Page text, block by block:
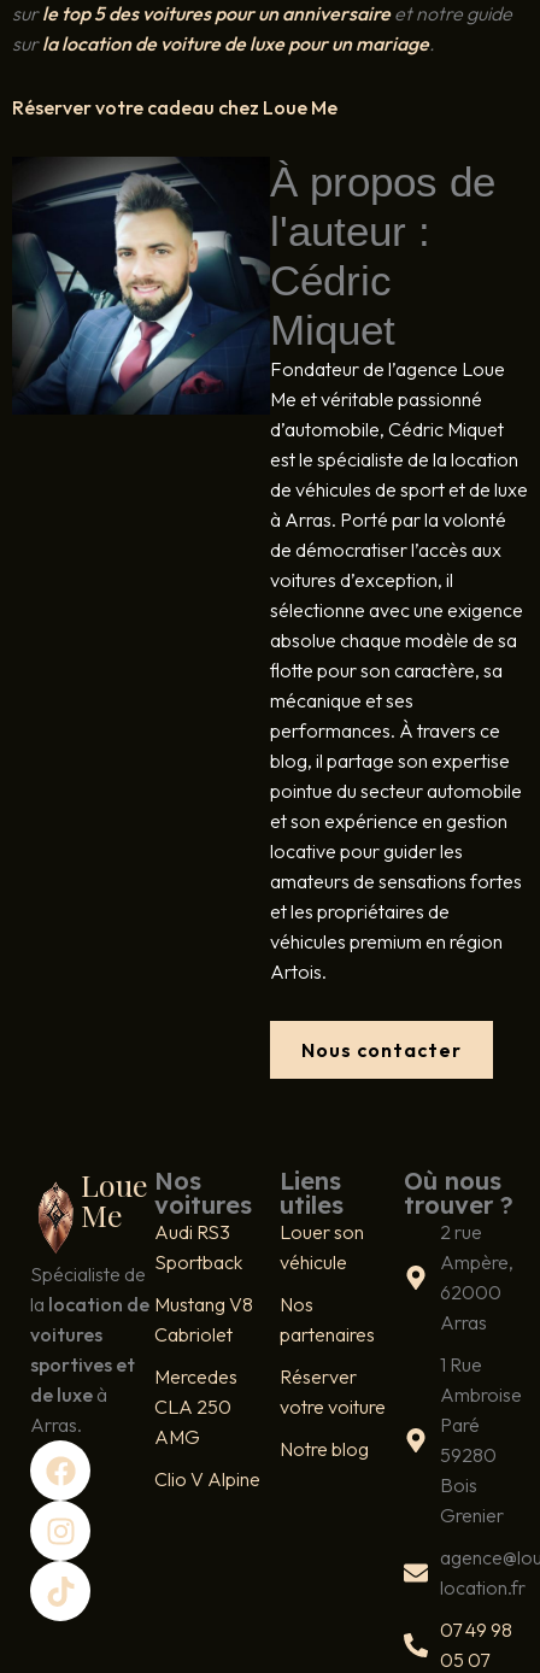
surle top 5 des voitures pour un anniversaireet notre guide
surla location de voiture de luxe pour un mariage.
Réserver votre cadeau chez Loue Me
À propos de
l'auteur :
Cédric
Miquet
Fondateur de l’agence Loue
Me et véritable passionné
d’automobile, Cédric Miquet
est le spécialiste de la location
de véhicules de sport et de luxe
à Arras. Porté par la volonté
de démocratiser l’accès aux
voitures d’exception, il
sélectionne avec une exigence
absolue chaque modèle de sa
flotte pour son caractère, sa
mécanique et ses
performances. À travers ce
blog, il partage son expertise
pointue du secteur automobile
et son expérience en gestion
locative pour guider les
amateurs de sensations fortes
et les propriétaires de
véhicules premium en région
Artois.
Nous contacter
Loue
Me
Spécialiste de
la location de
voitures
sportives et
de luxe à
Arras.
F
a
c
e
b
o
o
I
n
s
t
a
g
r
T
i
k
t
o
k
Nos
voitures
Audi RS3
Sportback
Mustang V8
Cabriolet
Mercedes
CLA 250
AMG
Clio V Alpine
Liens
utiles
Louer son
véhicule
Nos
partenaires
Réserver
votre voiture
Notre blog
Où nous
trouver ?
2 rue
Ampère,
62000
Arras
1 Rue
Ambroise
Paré
59280
Bois
Grenier
location.fr
07 49 98
05 07